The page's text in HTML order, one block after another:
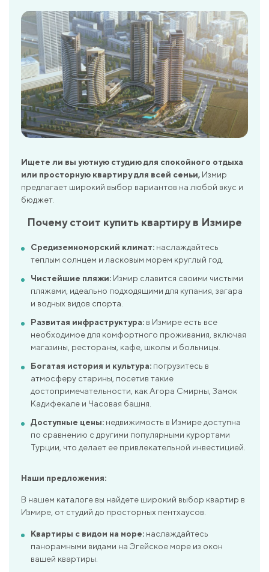
Ищете ли вы уютную студию для спокойного отдыха
или просторную квартиру для всей семьи, Измир
предлагает широкий выбор вариантов на любой вкус и
бюджет.
Почему стоит купить квартиру в Измире
Средиземноморский климат: наслаждайтесь
теплым солнцем и ласковым морем круглый год.
Чистейшие пляжи: Измир славится своими чистыми
пляжами, идеально подходящими для купания, загара
и водных видов спорта.
Развитая инфраструктура: в Измире есть все
необходимое для комфортного проживания, включая
магазины, рестораны, кафе, школы и больницы.
Богатая история и культура: погрузитесь в
атмосферу старины, посетив такие
достопримечательности, как Агора Смирны, Замок
Кадифекале и Часовая башня.
Доступные цены: недвижимость в Измире доступна
по сравнению с другими популярными курортами
Турции, что делает ее привлекательной инвестицией.
Наши предложения:
В нашем каталоге вы найдете широкий выбор квартир в
Измире, от студий до просторных пентхаусов.
Квартиры с видом на море: наслаждайтесь
панорамными видами на Эгейское море из окон
вашей квартиры.